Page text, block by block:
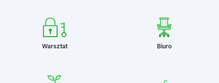
Warsztat Biuro